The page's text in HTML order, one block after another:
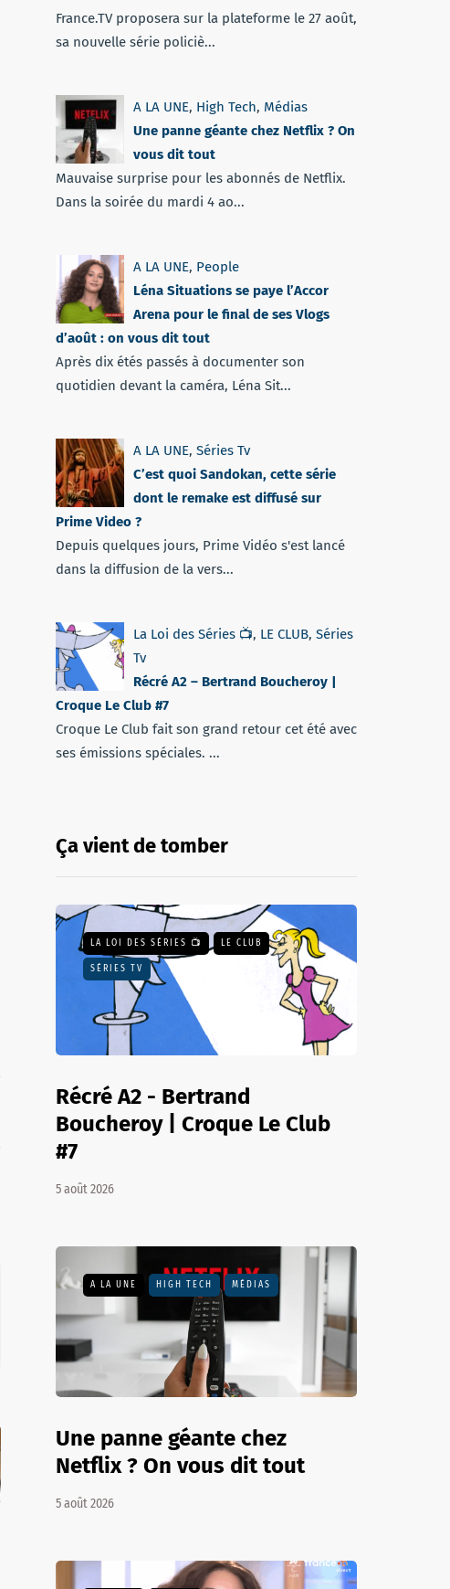
France.TV proposera sur la plateforme le 27 août,
sa nouvelle série policiè...
A LA UNE, High Tech, Médias
Une panne géante chez Netflix ? On
vous dit tout
Mauvaise surprise pour les abonnés de Netflix.
Dans la soirée du mardi 4 ao...
A LA UNE, People
Léna Situations se paye l’Accor
Arena pour le final de ses Vlogs
d’août : on vous dit tout
Après dix étés passés à documenter son
quotidien devant la caméra, Léna Sit...
A LA UNE, Séries Tv
C’est quoi Sandokan, cette série
dont le remake est diffusé sur
Prime Video ?
Depuis quelques jours, Prime Vidéo s'est lancé
dans la diffusion de la vers...
La Loi des Séries 📺, LE CLUB, Séries
Tv
Récré A2 – Bertrand Boucheroy |
Croque Le Club #7
Croque Le Club fait son grand retour cet été avec
ses émissions spéciales. ...
Ça vient de tomber
LA LOI DES SÉRIES 📺 LE CLUB
SÉRIES TV
Récré A2 - Bertrand
Boucheroy | Croque Le Club
#7
5 août 2026
A LA UNE HIGH TECH MÉDIAS
Une panne géante chez
Netflix ? On vous dit tout
5 août 2026